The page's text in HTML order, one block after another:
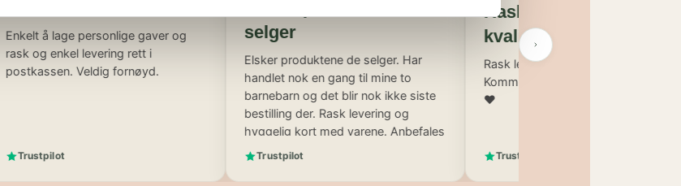
å lage personlige gaver og
og enkel levering rett i
Veldig fornøyd.
selger
Elsker produktene de selger. Har
handlet nok en gang til mine to
barnebarn og det blir nok ikke siste
bestilling der. Rask levering og
hyggelig kort med varene. Anbefales
på det sterkeste ☺️
Trustpilot
Rask levering og super
kvalitet :)
Rask levering og super kvalitet :)
Kommer nok til å bestille mer herifra
Trustpilot